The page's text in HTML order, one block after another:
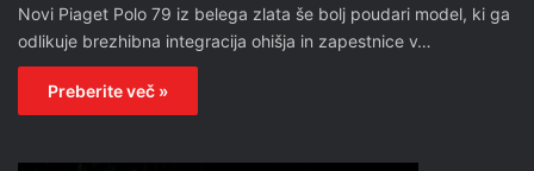
Novi Piaget Polo 79 iz belega zlata še bolj poudari model, ki ga
odlikuje brezhibna integracija ohišja in zapestnice v…
Preberite več »